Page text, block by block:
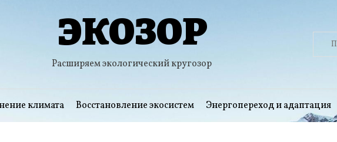
ЭКОЗОР
Расширяем экологический кругозор
Найти:
климата Восстановление экосистем Энергопереход и адаптация